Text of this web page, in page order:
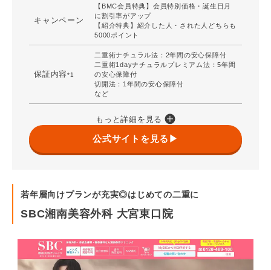
キャンペーン
【BMC会員特典】会員特別価格・誕生日月
に割引率がアップ
【紹介特典】紹介した人・された人どちらも
5000ポイント
保証内容*1
二重術ナチュラル法：2年間の安心保障付
二重術1dayナチュラルプレミアム法：5年間
の安心保障付
切開法：1年間の安心保障付
など
もっと詳細を見る
公式サイトを見る▶
若年層向けプランが充実◎はじめての二重に
SBC湘南美容外科 大宮東口院